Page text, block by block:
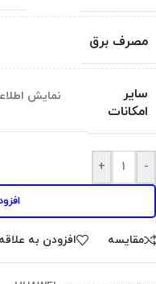
مصرف برق
سایر
امکانات
-
+
Alternative:
مقايسه افزودن به